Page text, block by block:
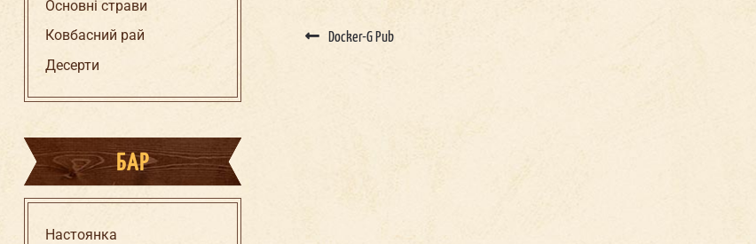
Основні страви
Ковбасний рай
Десерти
БАР
Настоянка
Docker-G Pub